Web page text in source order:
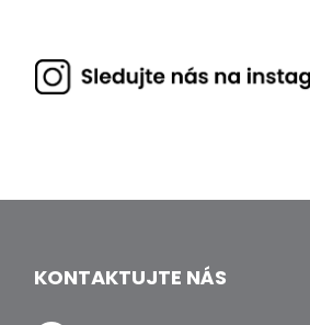
KONTAKTUJTE NÁS